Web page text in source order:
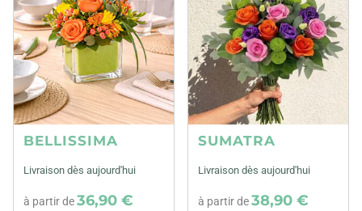
BELLISSIMA
Livraison dès aujourd'hui
à partir de36,90 €
SUMATRA
Livraison dès aujourd'hui
à partir de38,90 €